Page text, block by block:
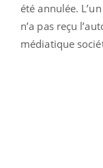
été annulée.
n’a pas reçu
médiatique